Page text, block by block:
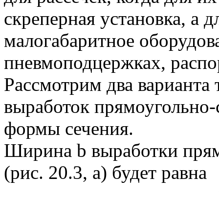
скреперная установка,
малогабаритное
пневмоподцержках,
Рассмотрим два варианта
выработок
формы сечения.
Ширина b выработки
(рис. 20.3, а) будет равна